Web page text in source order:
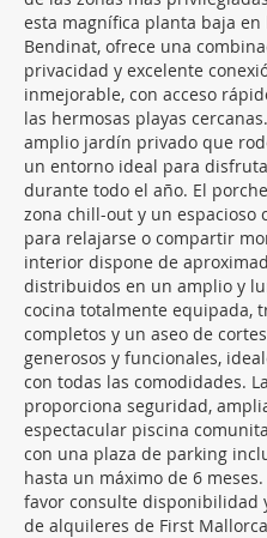
esta magnífica planta baja en
Bendinat, ofrece una
privacidad y excelente
inmejorable, con acceso
las hermosas playas
amplio jardín privado que
un entorno ideal para
durante todo el año. El
zona chill-out y un espacioso
para relajarse o compartir
interior dispone de
distribuidos en un amplio y
cocina totalmente equipada,
completos y un aseo de
generosos y funcionales,
con todas las comodidades.
proporciona seguridad,
espectacular piscina
con una plaza de parking
hasta un máximo de 6
favor consulte disponibilidad
de alquileres de First